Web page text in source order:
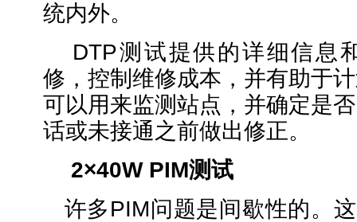
统内外。
DTP测试提供的详细信息
修，控制维修成本，并有助于
可以用来监测站点，并确定是
话或未接通之前做出修正。
2×40W PIM测试
许多PIM问题是间歇性的。